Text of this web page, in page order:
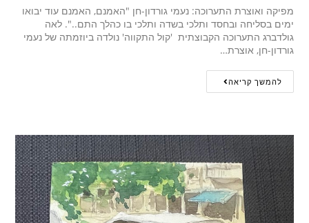
מפיקה ואוצרת התערוכה: נעמי גורדון-חן "האמנם, האמנם עוד יבואו
ימים בסליחה ובחסד ותלכי בשדה ותלכי בו כהלך התם..". לאה
גולדברג התערוכה הקבוצתית 'קול התקווה' נולדה ביוזמתה של נעמי
גורדון-חן, אוצרת…
להמשך קריאה